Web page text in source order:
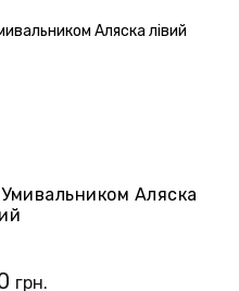
Аляска
грн.